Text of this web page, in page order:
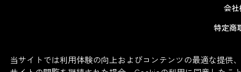
会社
特定商
当サイトでは利用体験の向上およびコンテンツの最適な提供